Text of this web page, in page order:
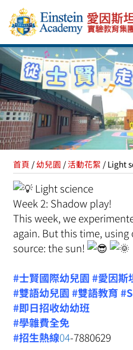
首頁 / 幼兒園 /活動花絮 / Light
Light science
Week 2: Shadow play!
This week, we
again. But this time,
source: the sun!
#士賢國際幼兒園 #愛因斯
#雙語幼兒園 #雙語教育
#即日招收幼幼班
#學雜費全免
#招生熱線04-7880629